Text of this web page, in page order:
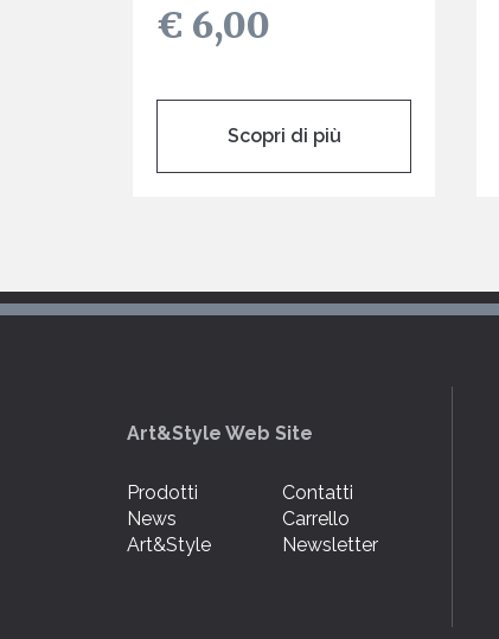
€ 6,00
Scopri di più
Art&Style Web Site
Prodotti
News
Art&Style
Contatti
Carrello
Newsletter